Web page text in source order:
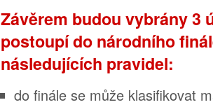
Závěrem budou vybrány 3
postoupí do národního
následujících pravidel:
do finále se může klasifikovat